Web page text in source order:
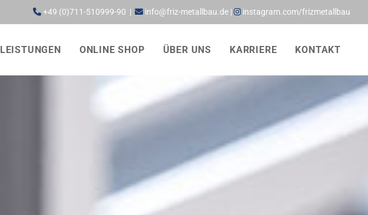
 +49 (0)711-510999-90 |  info@friz-metallbau.de |  instagram.com/frizmetallbau
LEISTUNGEN ONLINE SHOP ÜBER UNS KARRIERE KONTAKT